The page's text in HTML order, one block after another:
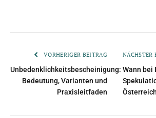
VORHERIGER BEITRAG
Unbedenklichkeitsbescheinigung:
Bedeutung, Varianten und
Praxisleitfaden
NÄCHSTER
Wann bei